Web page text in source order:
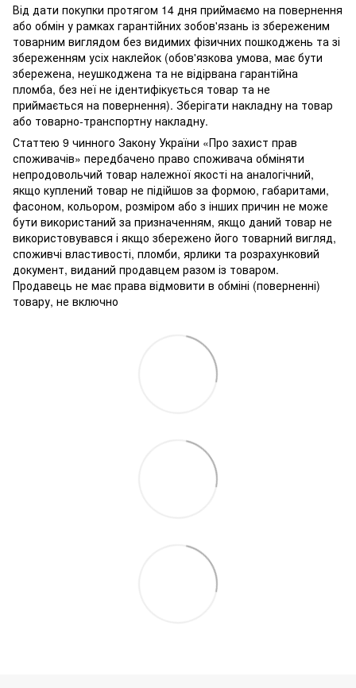
Від дати покупки протягом 14 дня приймаємо на повернення
або обмін у рамках гарантійних зобов'язань із збереженим
товарним виглядом без видимих ​​фізичних пошкоджень та зі
збереженням усіх наклейок (обов'язкова умова, має бути
збережена, неушкоджена та не відірвана гарантійна
пломба, без неї не ідентифікується товар та не
приймається на повернення). Зберігати накладну на товар
або товарно-транспортну накладну.
Статтею 9 чинного Закону України «Про захист прав
споживачів» передбачено право споживача обміняти
непродовольчий товар належної якості на аналогічний,
якщо куплений товар не підійшов за формою, габаритами,
фасоном, кольором, розміром або з інших причин не може
бути використаний за призначенням, якщо даний товар не
використовувався і якщо збережено його товарний вигляд,
споживчі властивості, пломби, ярлики та розрахунковий
документ, виданий продавцем разом із товаром.
Продавець не має права відмовити в обміні (поверненні)
товару, не включно